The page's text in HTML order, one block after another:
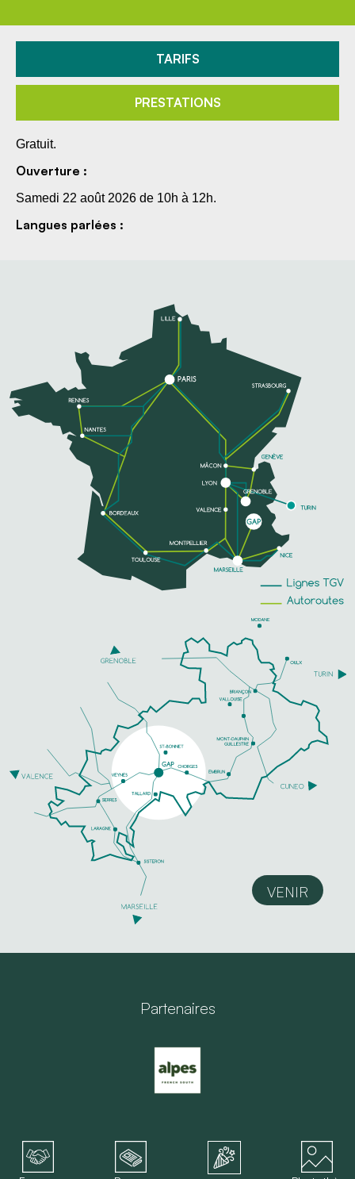
TARIFS
PRESTATIONS
Gratuit.
Ouverture :
Samedi 22 août 2026 de 10h à 12h.
Langues parlées :
VENIR
Partenaires